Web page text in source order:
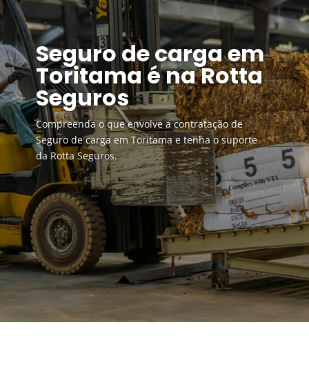
Seguro de carga em
Toritama é na Rotta
Seguros
Compreenda o que envolve a contratação de
Seguro de carga em Toritama e tenha o suporte
da Rotta Seguros.